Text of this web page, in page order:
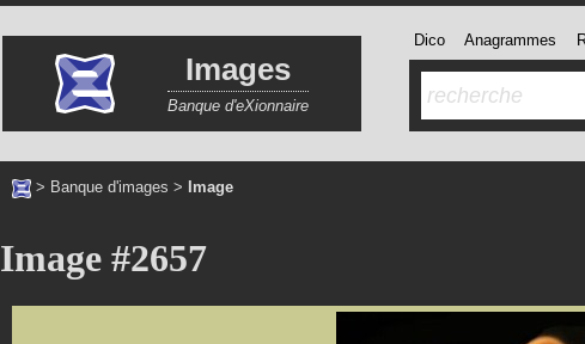
Images
Banque d'eXionnaire
Dico Anagrammes
> Banque d'images > Image
Image #2657